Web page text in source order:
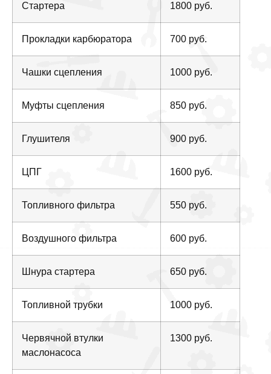
Стартера 1800 руб.
Прокладки карбюратора 700 руб.
Чашки сцепления 1000 руб.
Муфты сцепления 850 руб.
Глушителя 900 руб.
ЦПГ 1600 руб.
Топливного фильтра 550 руб.
Воздушного фильтра 600 руб.
Шнура стартера 650 руб.
Топливной трубки 1000 руб.
Червячной втулки
маслонасоса
1300 руб.